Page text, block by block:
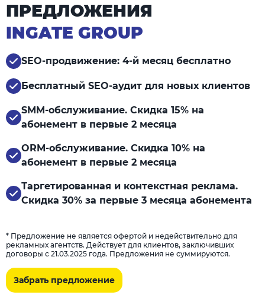
ПРЕДЛОЖЕНИЯ
INGATE GROUP
SEO-продвижение: 4-й месяц бесплатно
Бесплатный SEO-аудит для новых клиентов
SMM-обслуживание. Скидка 15% на
абонемент в первые 2 месяца
ORM-обслуживание. Скидка 10% на
абонемент в первые 2 месяца
Таргетированная и контекстная реклама.
Скидка 30% за первые 3 месяца абонемента
* Предложение не является офертой и недействительно для
рекламных агентств. Действует для клиентов, заключивших
договоры с 21.03.2025 года. Предложения не суммируются.
Забрать предложение